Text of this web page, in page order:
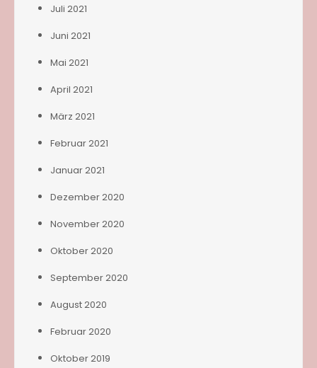
Juli 2021
Juni 2021
Mai 2021
April 2021
März 2021
Februar 2021
Januar 2021
Dezember 2020
November 2020
Oktober 2020
September 2020
August 2020
Februar 2020
Oktober 2019